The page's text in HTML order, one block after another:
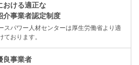
おける適正な
介事業者認定制度
スパワー人材センターは厚生労働省より適
ております。
良事業者